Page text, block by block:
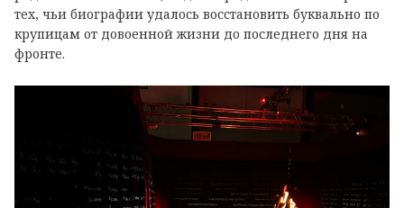
тех, чьи биографии удалось восстановить буквально по
крупицам от довоенной жизни до последнего дня на
фронте.